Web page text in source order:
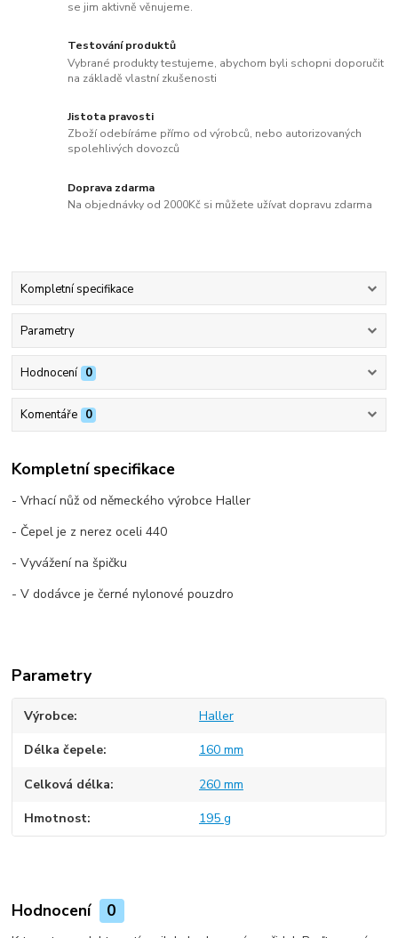
se jim aktivně věnujeme.
Testování produktů
Vybrané produkty testujeme, abychom byli schopni doporučit
na základě vlastní zkušenosti
Jistota pravosti
Zboží odebíráme přímo od výrobců, nebo autorizovaných
spolehlivých dovozců
Doprava zdarma
Na objednávky od 2000Kč si můžete užívat dopravu zdarma
Kompletní specifikace
Parametry
Hodnocení 0
Komentáře 0
Kompletní specifikace
- Vrhací nůž od německého výrobce Haller
- Čepel je z nerez oceli 440
- Vyvážení na špičku
- V dodávce je černé nylonové pouzdro
Parametry
Výrobce Haller
Délka čepele 160 mm
Celková délka 260 mm
Hmotnost 195 g
Hodnocení 0